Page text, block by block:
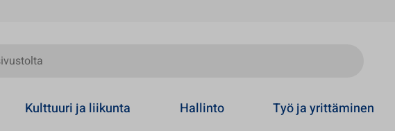
Kulttuuri ja liikunta Hallinto Työ ja yrittäminen